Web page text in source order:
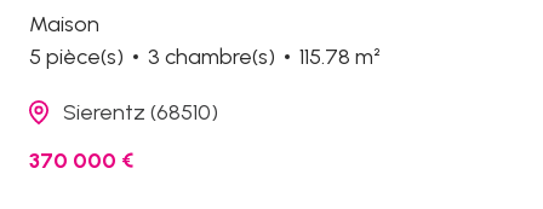
Maison
5 pièce(s)
3 chambre(s) 115.78 m²
Sierentz (68510)
370 000 €